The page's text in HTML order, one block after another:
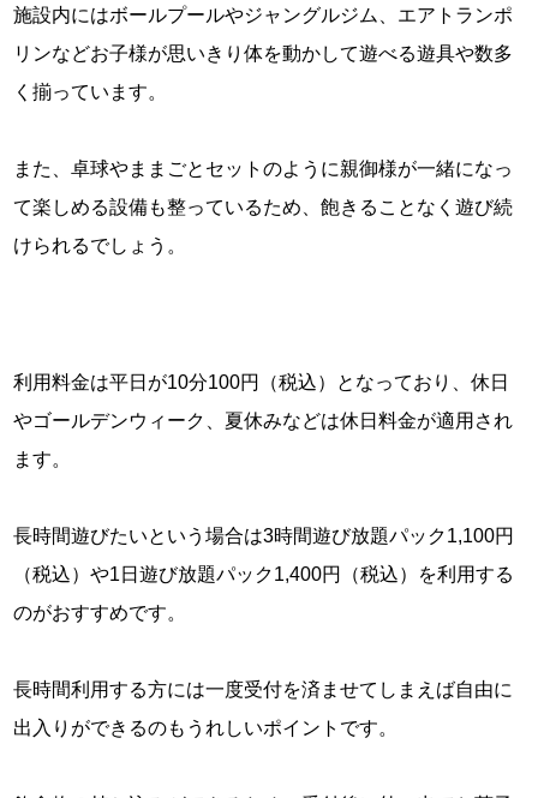
施設内にはボールプールやジャングルジム、エアトランポ
リンなどお子様が思いきり体を動かして遊べる遊具や数多
く揃っています。
また、卓球やままごとセットのように親御様が一緒になっ
て楽しめる設備も整っているため、飽きることなく遊び続
けられるでしょう。
利用料金は平日が10分100円（税込）となっており、休日
やゴールデンウィーク、夏休みなどは休日料金が適用され
ます。
長時間遊びたいという場合は3時間遊び放題パック1,100円
（税込）や1日遊び放題パック1,400円（税込）を利用する
のがおすすめです。
長時間利用する方には一度受付を済ませてしまえば自由に
出入りができるのもうれしいポイントです。